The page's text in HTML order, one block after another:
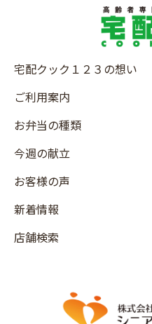
宅配クック１２３の想い
ご利用案内
お弁当の種類
今週の献立
お客様の声
新着情報
店舗検索